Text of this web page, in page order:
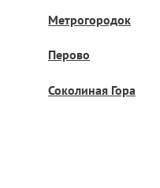
Метрогородок
Перово
Соколиная Гора